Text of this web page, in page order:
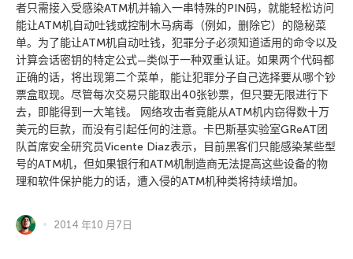
者只需接入受感染ATM机并输入一串特殊的PIN码，就能轻松访问
能让ATM机自动吐钱或控制木马病毒（例如，删除它）的隐秘菜
单。为了能让ATM机自动吐钱，犯罪分子必须知道适用的命令以及
计算会话密钥的特定公式—类似于一种双重认证。如果两个代码都
正确的话，将出现第二个菜单，能让犯罪分子自己选择要从哪个钞
票盒取现。尽管每次交易只能取出40张钞票，但只要无限进行下
去，即能得到一大笔钱。 网络攻击者竟能从ATM机内窃得数十万
美元的巨款，而没有引起任何的注意。卡巴斯基实验室GReAT团
队首席安全研究员Vicente Diaz表示，目前黑客们只能感染某些型
号的ATM机，但如果银行和ATM机制造商无法提高这些设备的物
理和软件保护能力的话，遭入侵的ATM机种类将持续增加。
2014 年10 月7日